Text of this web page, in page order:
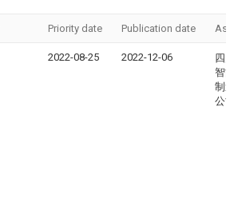
Priority date Publication date
2022-08-25 2022-12-06
四川
智能
制造
公司